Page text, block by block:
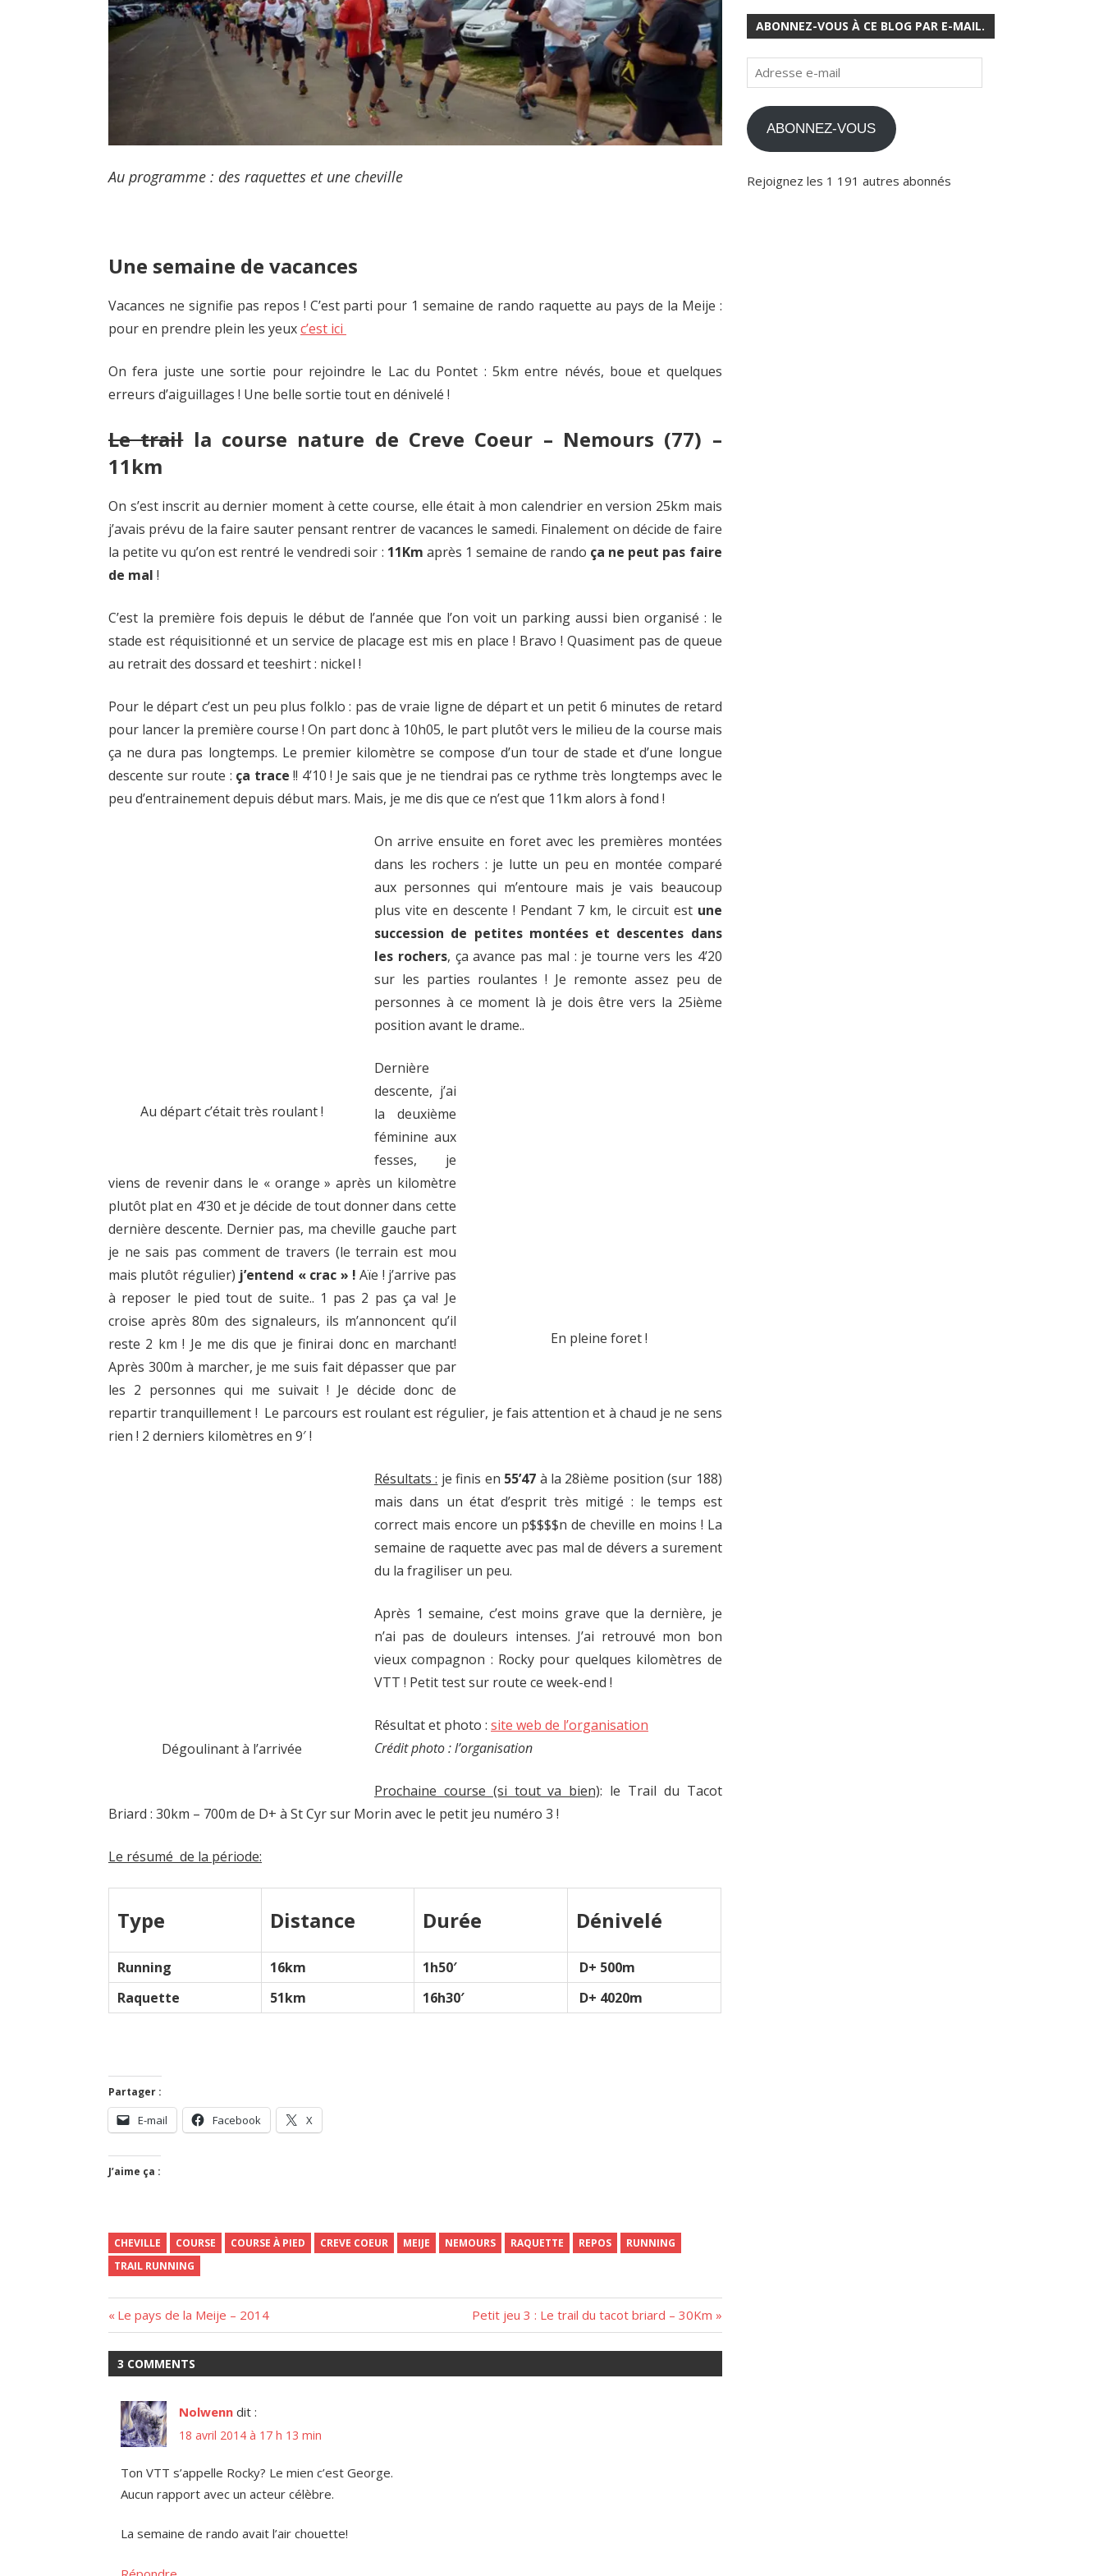
des
test
!
aussi
mes
de
..
Et
beaucoup
de
Au programme : des raquettes et une cheville
Une semaine de vacances
Vacances ne signifie pas repos ! C’est parti pour 1 semaine de rando raquette au pays de la Meije :
pour en prendre plein les yeuxc’est ici
On fera juste une sortie pour rejoindre le Lac du Pontet : 5km entre névés, boue et quelques
erreurs d’aiguillages ! Une belle sortie tout en dénivelé !
Le trailla course nature de Creve Coeur – Nemours (77) –
11km
On s’est inscrit au dernier moment à cette course, elle était à mon calendrier en version 25km mais
j’avais prévu de la faire sauter pensant rentrer de vacances le samedi. Finalement on décide de faire
la petite vu qu’on est rentré le vendredi soir : 11Km après 1 semaine de rando ça ne peut pas faire
de mal !
C’est la première fois depuis le début de l’année que l’on voit un parking aussi bien organisé : le
stade est réquisitionné et un service de placage est mis en place ! Bravo ! Quasiment pas de queue
au retrait des dossard et teeshirt : nickel !
Pour le départ c’est un peu plus folklo : pas de vraie ligne de départ et un petit 6 minutes de retard
pour lancer la première course ! On part donc à 10h05, le part plutôt vers le milieu de la course mais
ça ne dura pas longtemps. Le premier kilomètre se compose d’un tour de stade et d’une longue
descente sur route : ça trace !! 4’10 ! Je sais que je ne tiendrai pas ce rythme très longtemps avec le
peu d’entrainement depuis début mars. Mais, je me dis que ce n’est que 11km alors à fond !
Au départ c’était très roulant !
On arrive ensuite en foret avec les premières montées
dans les rochers : je lutte un peu en montée comparé
aux personnes qui m’entoure mais je vais beaucoup
plus vite en descente ! Pendant 7 km, le circuit est une
succession de petites montées et descentes dans
les rochers, ça avance pas mal : je tourne vers les 4’20
sur les parties roulantes ! Je remonte assez peu de
personnes à ce moment là je dois être vers la 25ième
position avant le drame..
En pleine foret !
Dernière
descente, j’ai
la deuxième
féminine aux
fesses, je
viens de revenir dans le « orange » après un kilomètre
plutôt plat en 4’30 et je décide de tout donner dans cette
dernière descente. Dernier pas, ma cheville gauche part
je ne sais pas comment de travers (le terrain est mou
mais plutôt régulier) j’entend « crac » ! Aïe ! j’arrive pas
à reposer le pied tout de suite.. 1 pas 2 pas ça va! Je
croise après 80m des signaleurs, ils m’annoncent qu’il
reste 2 km ! Je me dis que je finirai donc en marchant!
Après 300m à marcher, je me suis fait dépasser que par
les 2 personnes qui me suivait ! Je décide donc de
repartir tranquillement ! Le parcours est roulant est régulier, je fais attention et à chaud je ne sens
rien ! 2 derniers kilomètres en 9′ !
Dégoulinant à l’arrivée
Résultats : je finis en 55’47 à la 28ième position (sur 188)
mais dans un état d’esprit très mitigé : le temps est
correct mais encore un p$$$$n de cheville en moins ! La
semaine de raquette avec pas mal de dévers a surement
du la fragiliser un peu.
Après 1 semaine, c’est moins grave que la dernière, je
n’ai pas de douleurs intenses. J’ai retrouvé mon bon
vieux compagnon : Rocky pour quelques kilomètres de
VTT ! Petit test sur route ce week-end !
Résultat et photo : site web de l’organisation
Crédit photo : l’organisation
Prochaine course (si tout va bien): le Trail du Tacot
Briard : 30km – 700m de D+ à St Cyr sur Morin avec le petit jeu numéro 3 !
Le résumé de la période:
Type Distance Durée Dénivelé
Running 16km 1h50′
D+ 500m
Raquette
51km 16h30′ D+ 4020m
Partager :
E-mail Facebook X
J’aime ça :
CHEVILLE COURSE COURSE À PIED CREVE COEUR MEIJE NEMOURS RAQUETTE REPOS
RUNNING
TRAIL RUNNING
Navigation
de
l’article
Previous
Post:
Le pays de la Meije – 2014
Next
Post:
Petit jeu 3 : Le trail du tacot briard – 30Km
3 COMMENTS
Nolwenn dit :
18 avril 2014 à 17 h 13 min
Ton VTT s’appelle Rocky? Le mien c’est George.
Aucun rapport avec un acteur célèbre.
La semaine de rando avait l’air chouette!
ABONNEZ-VOUS À CE BLOG PAR E-MAIL.
Adresse
e-
mail
ABONNEZ-VOUS
Rejoignez les 1 191 autres abonnés